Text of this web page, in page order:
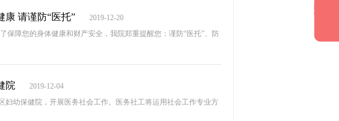
康 请谨防“医托”
2019-12-20
保障您的身体健康和财产安全，我院郑重提醒您：谨防“医托”、防
院
2019-12-04
妇幼保健院，开展医务社会工作。医务社工将运用社会工作专业方